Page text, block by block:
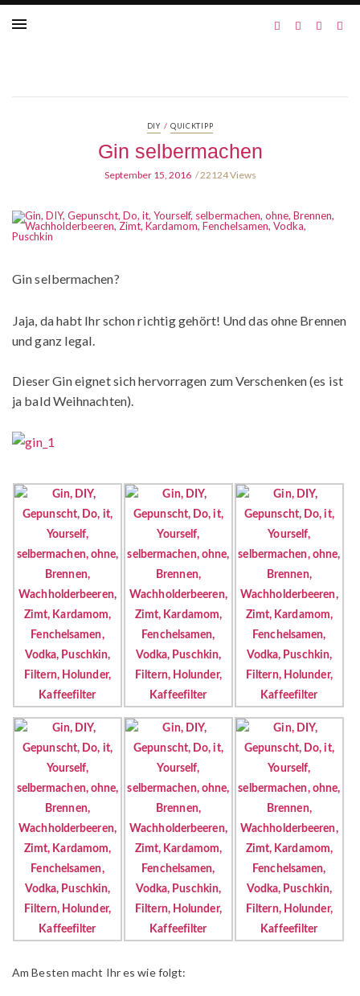
DIY / QUICKTIPP
Gin selbermachen
September 15, 2016 22124 Views
Gin selbermachen?
Jaja, da habt Ihr schon richtig gehört! Und das ohne Brennen
und ganz legal.
Dieser Gin eignet sich hervorragen zum Verschenken (es ist
ja bald Weihnachten).
Am Besten macht Ihr es wie folgt: